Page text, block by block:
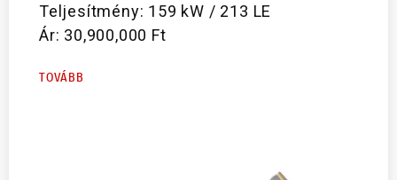
Teljesítmény: 159 kW / 213 LE
Ár: 30,900,000 Ft
TOVÁBB